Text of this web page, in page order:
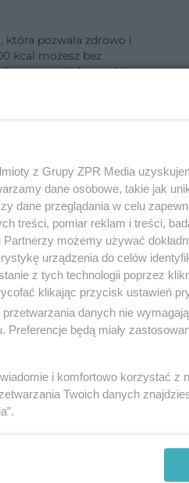
która pozwala zdrowo i
kcal możesz bez
a jednocześnie
serwisu dokłada wszelkich
wynikającej z
1 ustawy o działalności leczniczej.
z Grupy ZPR Media
dane osobowe, takie jak
dane przeglądania w celu
treści, pomiar reklam i treści,
możemy używać
urządzenia do celów
z tych technologii poprzez
klikając przycisk ustawień
przetwarzania danych nie
będą miały
i komfortowo korzystać z
Twoich danych